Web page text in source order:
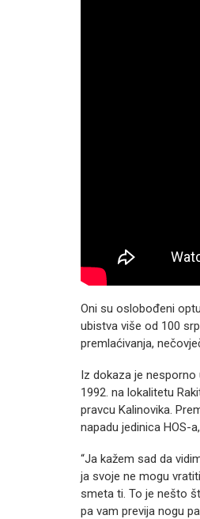
Oni su oslobođeni
ubistva više od 100
premlaćivanja,
Iz dokaza je
1992. na lokalitetu
pravcu Kalinovika.
napadu jedinica HOS-
“Ja kažem sad da
ja svoje ne mogu
smeta ti. To je nešto
pa vam previja nogu